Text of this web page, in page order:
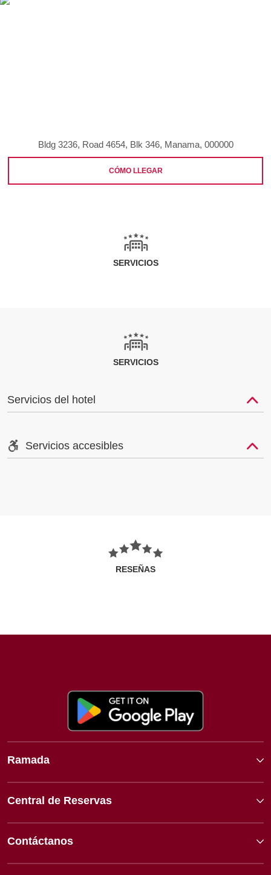
Bldg 3236, Road 4654, Blk 346, Manama, 000000
CÓMO LLEGAR
SERVICIOS
SERVICIOS
Servicios del hotel
Servicios accesibles
RESEÑAS
Ramada
Central de Reservas
Contáctanos